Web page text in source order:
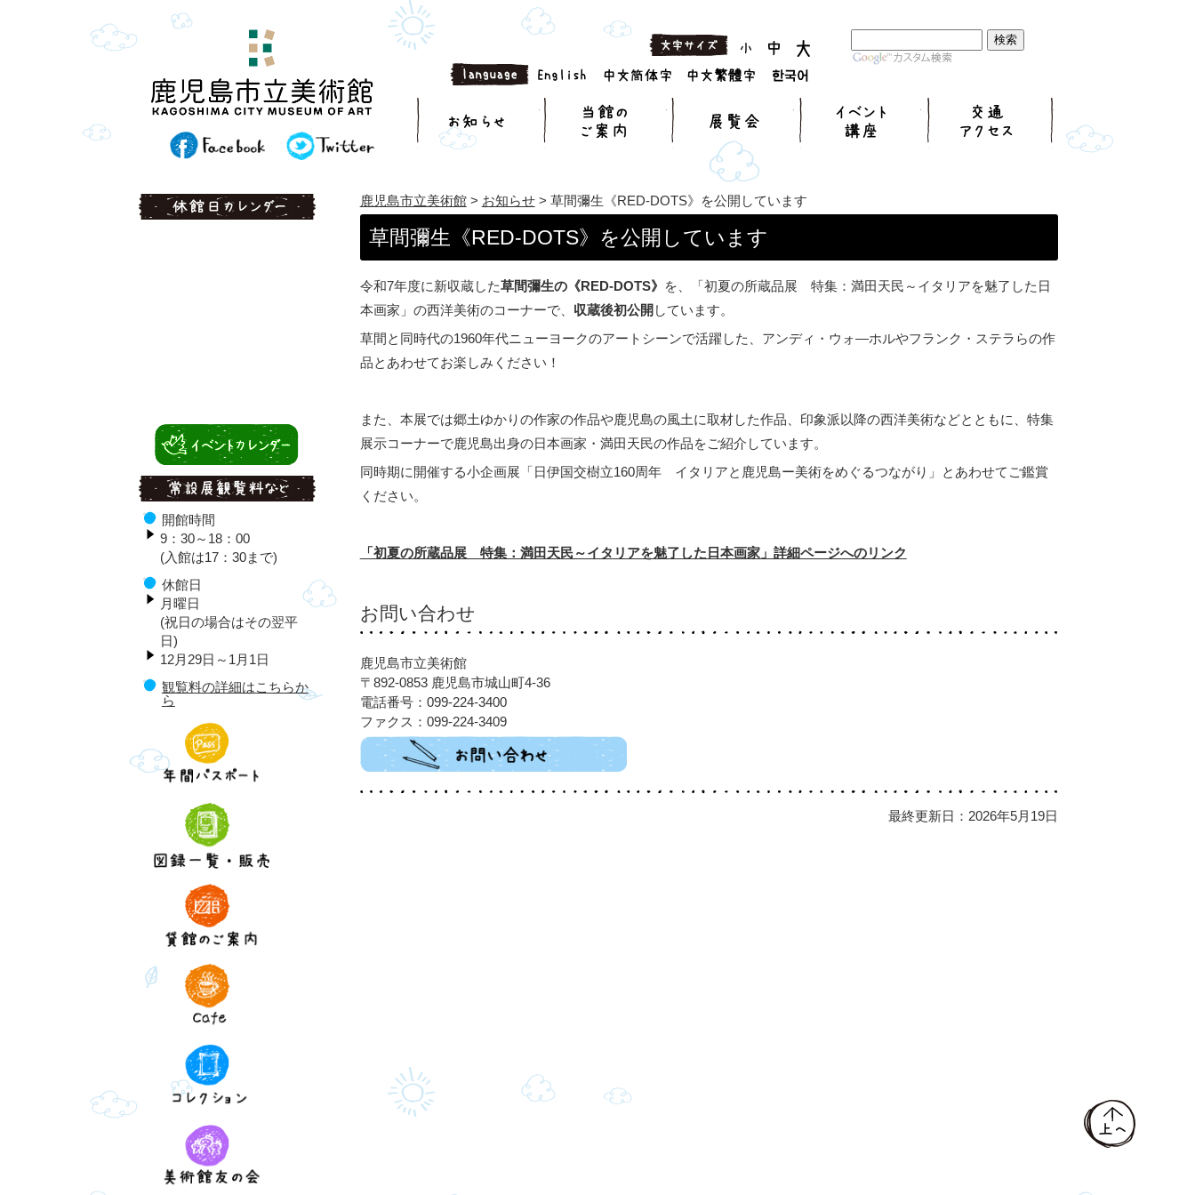
お知らせ 当館のご案内 展覧会 イベント講座
鹿児島市立美術館> お知らせ> 草間彌生《RED-DOTS》を公開しています
草間彌生《RED-DOTS》を公開しています
令和7年度に新収蔵した草間彌生の《RED-DOTS》 を、「初夏の所蔵品展 特集：満田天民～イタリアを魅了した日
本画家」の西洋美術のコーナーで、 収蔵後初公開 しています。
草間と同時代の1960年代ニューヨークのアートシーンで活躍した、アンディ・ウォ―ホルやフランク・ステラらの作
品とあわせてお楽しみください！
また、本展では郷土ゆかりの作家の作品や鹿児島の風土に取材した作品、印象派以降の西洋美術などとともに、特集
展示コーナーで鹿児島出身の日本画家・満田天民の作品をご紹介しています。
同時期に開催する小企画展「日伊国交樹立160周年 イタリアと鹿児島ー美術をめぐるつながり」とあわせてご鑑賞
ください。
「初夏の所蔵品展 特集：満田天民～イタリアを魅了した日本画家」詳細ページへのリンク
お問い合わせ
鹿児島市立美術館
〒892-0853 鹿児島市城山町4-36
電話番号：099-224-3400
ファクス：099-224-3409
最終更新日：2026年5月19日
開館時間
9：30～18：00
(入館は17：30まで)
休館日
月曜日
(祝日の場合はその翌平
日)
12月29日～1月1日
観覧料の詳細はこちらか
ら